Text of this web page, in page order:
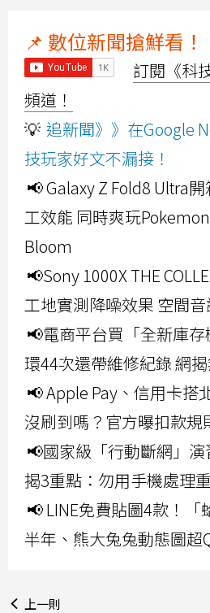
📌 數位新聞搶鮮看！
訂閱《科
頻道！
💡 追新聞》》在Google
技玩家好文不漏接！
📢 Galaxy Z Fold8 Ultra
工效能 同時爽玩
Bloom
📢Sony 1000X THE
工地實測降噪效果 空間
📢電商平台買「全新庫
環44次還帶維修紀錄 網
📢 Apple Pay、信用卡搭
沒刷到嗎？官方曝扣款規
📢國家級「行動斷網」演
揭3重點：勿用手機處理
📢 LINE免費貼圖4款！「
半年、熊大兔兔動態圖超
上一則